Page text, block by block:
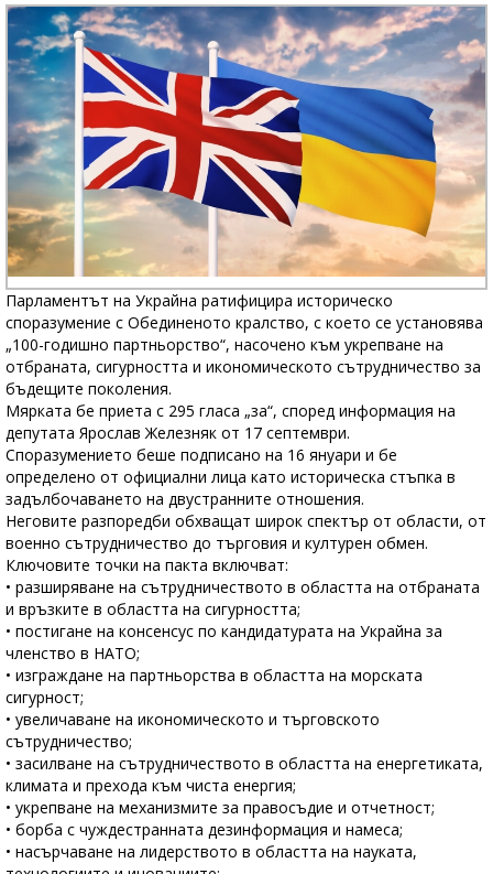
Парламентът на Украйна ратифицира историческо
споразумение с Обединеното кралство, с което се установява
„100-годишно партньорство“, насочено към укрепване на
отбраната, сигурността и икономическото сътрудничество за
бъдещите поколения.
Мярката бе приета с 295 гласа „за“, според информация на
депутата Ярослав Железняк от 17 септември.
Споразумението беше подписано на 16 януари и бе
определено от официални лица като историческа стъпка в
задълбочаването на двустранните отношения.
Неговите разпоредби обхващат широк спектър от области, от
военно сътрудничество до търговия и културен обмен.
Ключовите точки на пакта включват:
• разширяване на сътрудничеството в областта на отбраната
и връзките в областта на сигурността;
• постигане на консенсус по кандидатурата на Украйна за
членство в НАТО;
• изграждане на партньорства в областта на морската
сигурност;
• увеличаване на икономическото и търговското
сътрудничество;
• засилване на сътрудничеството в областта на енергетиката,
климата и прехода към чиста енергия;
• укрепване на механизмите за правосъдие и отчетност;
• борба с чуждестранната дезинформация и намеса;
• насърчаване на лидерството в областта на науката,